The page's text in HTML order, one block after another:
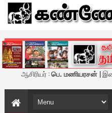
கண்ணோட்டம் -
ஆசிரியர் :பெ. மணியரசன் |